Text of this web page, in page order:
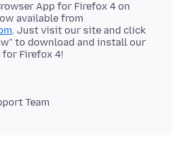
App for Firefox 4 on
available from
. Just visit our site and click
to download and install our